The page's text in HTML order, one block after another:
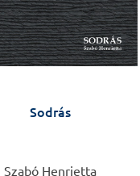
Sodrás
Szabó Henrietta